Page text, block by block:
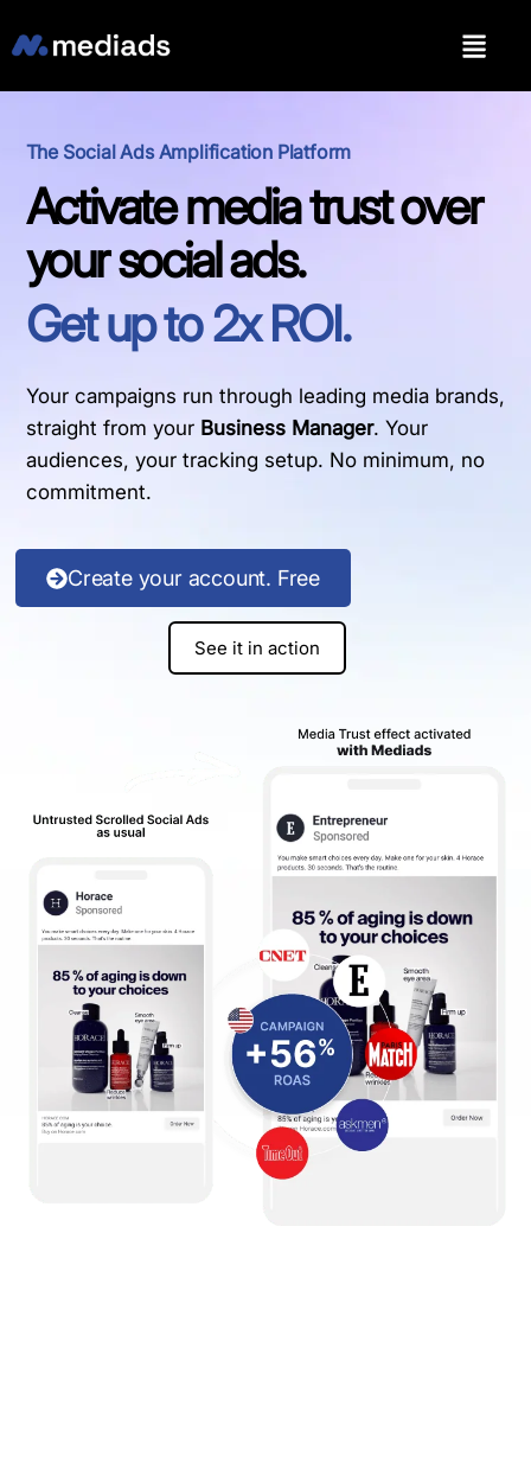
The Social Ads Amplification Platform
Activate media trust over
your social ads.
Get up to 2x ROI.
Your campaigns run through leading media brands,
straight from your Business Manager. Your
audiences, your tracking setup. No minimum, no
commitment.
Create your account. Free
See it in action